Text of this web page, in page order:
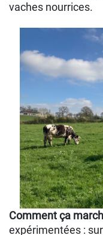
vaches nourrices.
Comment ça
expérimentées :